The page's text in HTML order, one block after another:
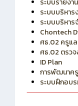
ระบบติดตา
ระบบรายงา
ระบบบริหาร
ระบบบริหาร
Chontech
ศธ.02 ครูแ
ศธ.02 ตรว
ID Plan
การพัฒนาครู
ระบบฝึกอบ